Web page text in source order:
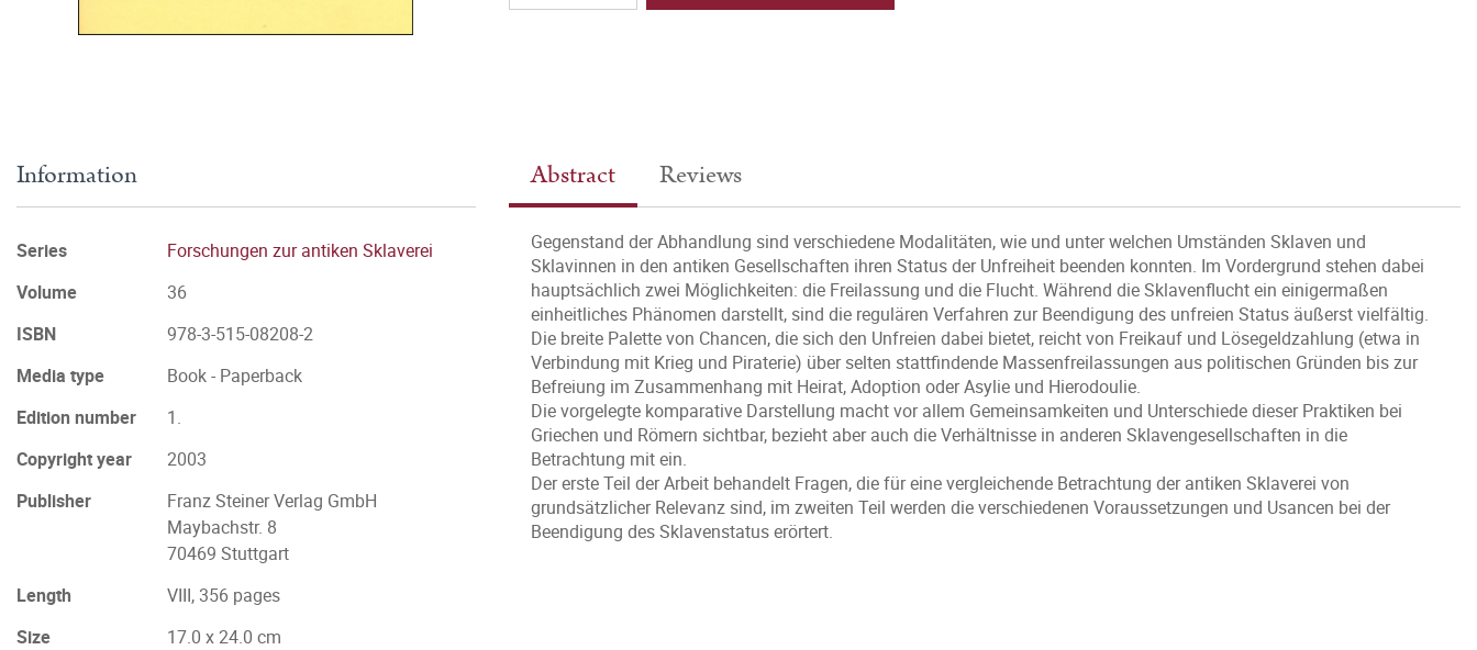
Abstract Reviews
Gegenstand der Abhandlung sind verschiedene Modalitäten, wie und unter welchen Umständen Sklaven und
Sklavinnen in den antiken Gesellschaften ihren Status der Unfreiheit beenden konnten. Im Vordergrund stehen dabei
hauptsächlich zwei Möglichkeiten: die Freilassung und die Flucht. Während die Sklavenflucht ein einigermaßen
einheitliches Phänomen darstellt, sind die regulären Verfahren zur Beendigung des unfreien Status äußerst vielfältig.
Die breite Palette von Chancen, die sich den Unfreien dabei bietet, reicht von Freikauf und Lösegeldzahlung (etwa in
Verbindung mit Krieg und Piraterie) über selten stattfindende Massenfreilassungen aus politischen Gründen bis zur
Befreiung im Zusammenhang mit Heirat, Adoption oder Asylie und Hierodoulie.
Die vorgelegte komparative Darstellung macht vor allem Gemeinsamkeiten und Unterschiede dieser Praktiken bei
Griechen und Römern sichtbar, bezieht aber auch die Verhältnisse in anderen Sklavengesellschaften in die
Betrachtung mit ein.
Der erste Teil der Arbeit behandelt Fragen, die für eine vergleichende Betrachtung der antiken Sklaverei von
grundsätzlicher Relevanz sind, im zweiten Teil werden die verschiedenen Voraussetzungen und Usancen bei der
Beendigung des Sklavenstatus erörtert.
Information
Series
Forschungen zur antiken Sklaverei
Volume
36
ISBN
978-3-515-08208-2
Media type
Book - Paperback
Edition number
1.
Copyright year
2003
Publisher
Franz Steiner Verlag GmbH
Maybachstr. 8
70469 Stuttgart
Length
VIII, 356 pages
Size
17.0 x 24.0 cm